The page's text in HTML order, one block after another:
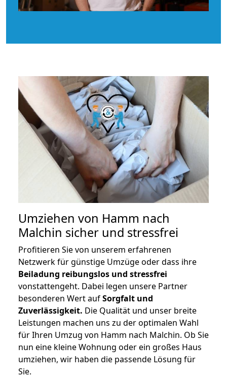
Umziehen von Hamm nach
Malchin sicher und stressfrei
Profitieren Sie von unserem erfahrenen
Netzwerk für günstige Umzüge oder dass ihre
Beiladung reibungslos und stressfrei
vonstattengeht. Dabei legen unsere Partner
besonderen Wert aufSorgfalt und
Zuverlässigkeit. Die Qualität und unser breite
Leistungen machen uns zu der optimalen Wahl
für Ihren Umzug von Hamm nach Malchin. Ob Sie
nun eine kleine Wohnung oder ein großes Haus
umziehen, wir haben die passende Lösung für
Sie.